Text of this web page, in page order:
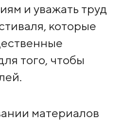
и уважать труд
которые
того, чтобы
материалов